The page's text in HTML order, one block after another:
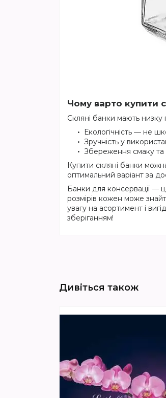
Чому варто купити
Скляні банки мають низку
Екологічність — не
Зручність у
Збереження смаку та
Купити скляні банки
оптимальний варіант за
Банки для консервації —
розмірів кожен може
увагу на асортимент і
зберіганням!